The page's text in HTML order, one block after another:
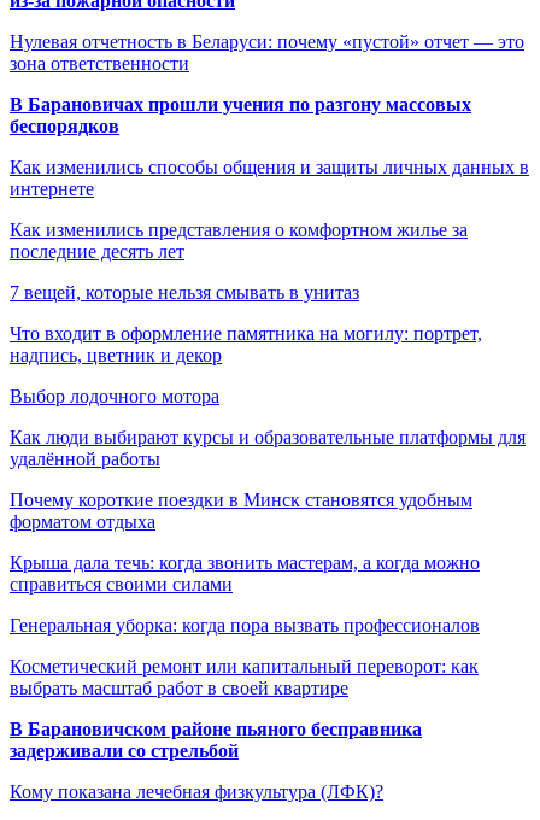
Нулевая отчетность в Беларуси: почему «пустой» отчет — это
зона ответственности
В Барановичах прошли учения по разгону массовых
беспорядков
Как изменились способы общения и защиты личных данных в
интернете
Как изменились представления о комфортном жилье за
последние десять лет
7 вещей, которые нельзя смывать в унитаз
Что входит в оформление памятника на могилу: портрет,
надпись, цветник и декор
Выбор лодочного мотора
Как люди выбирают курсы и образовательные платформы для
удалённой работы
Почему короткие поездки в Минск становятся удобным
форматом отдыха
Крыша дала течь: когда звонить мастерам, а когда можно
справиться своими силами
Генеральная уборка: когда пора вызвать профессионалов
Косметический ремонт или капитальный переворот: как
выбрать масштаб работ в своей квартире
В Барановичском районе пьяного бесправника
задерживали со стрельбой
Кому показана лечебная физкультура (ЛФК)?